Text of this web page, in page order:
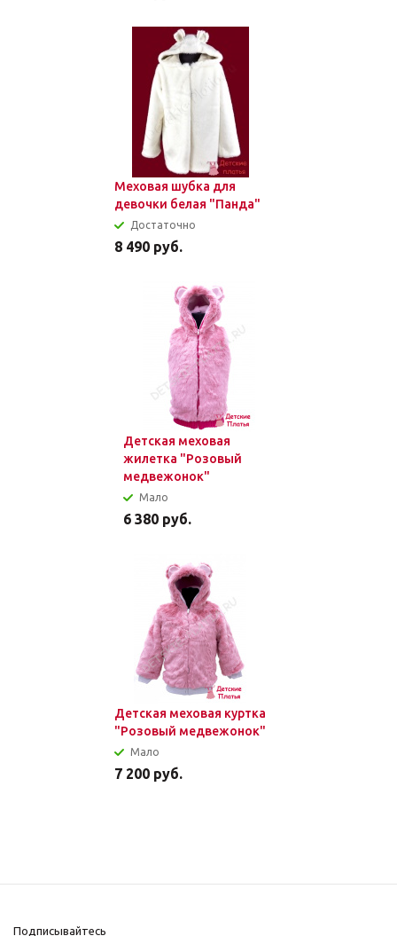
Меховая шубка для
девочки белая "Панда"
Достаточно
8 490 руб.
Детская меховая
жилетка "Розовый
медвежонок"
Мало
6 380 руб.
Детская меховая куртка
"Розовый медвежонок"
Мало
7 200 руб.
Подписывайтесь